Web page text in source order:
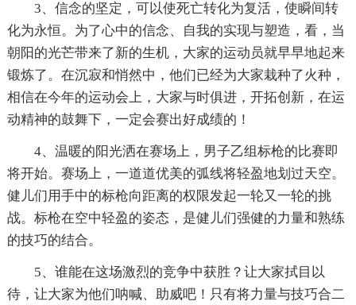
3、信念的坚定，可以使死亡转化为复活，使瞬间转
化为永恒。为了心中的信念、自我的实现与塑造，看，当
朝阳的光芒带来了新的生机，大家的运动员就早早地起来
锻炼了。在沉寂和悄然中，他们已经为大家栽种了火种，
相信在今年的运动会上，大家与时俱进，开拓创新，在运
动精神的鼓舞下，一定会赛出好成绩的！
4、温暖的阳光洒在赛场上，男子乙组标枪的比赛即
将开始。赛场上，一道道优美的弧线将轻盈地划过天空。
健儿们用手中的标枪向距离的权限发起一轮又一轮的挑
战。标枪在空中轻盈的姿态，是健儿们强健的力量和熟练
的技巧的结合。
5、谁能在这场激烈的竞争中获胜？让大家拭目以
待，让大家为他们呐喊、助威吧！只有将力量与技巧合二